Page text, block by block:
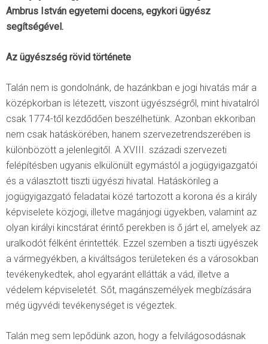
Ambrus István egyetemi docens, egykori ügyész
segítségével.
Az ügyészség rövid története
Talán nem is gondolnánk, de hazánkban e jogi hivatás már a
középkorban is létezett, viszont ügyészségről, mint hivatalról
csak 1774-től kezdődően beszélhetünk. Azonban ekkoriban
nem csak hatáskörében, hanem szervezetrendszerében is
különbözött a jelenlegitől. A XVIII. századi szervezeti
felépítésben ugyanis elkülönült egymástól a jogügyigazgatói
és a választott tiszti ügyészi hivatal. Hatáskörileg a
jogügyigazgató feladatai közé tartozott a korona és a király
képviselete közjogi, illetve magánjogi ügyekben, valamint az
olyan királyi kincstárat érintő perekben is ő járt el, amelyek az
uralkodót félként érintették. Ezzel szemben a tiszti ügyészek
a vármegyékben, a kiváltságos területeken és a városokban
tevékenykedtek, ahol egyaránt ellátták a vád, illetve a
védelem képviseletét. Sőt, magánszemélyek megbízására
még ügyvédi tevékenységet is végeztek.
Talán meg sem lepődünk azon, hogy a felvilágosodásnak